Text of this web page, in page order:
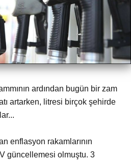
ardından bugün bir zam
artarken, litresi birçok şehirde
enflasyon rakamlarının
güncellemesi olmuştu. 3